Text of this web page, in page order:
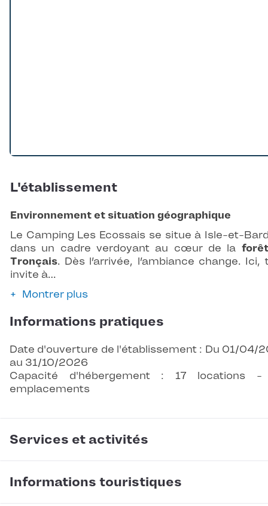
L'établissement
Environnement et situation géographique
Le Camping Les Ecossais se situe à Isle-et-
dans un cadre verdoyant au cœur de la
Tronçais. Dès l’arrivée, l’ambiance change. Ici,
invite à…
Montrer plus
Informations pratiques
Date d'ouverture de l'établissement : Du 01/04/
au 31/10/2026
Capacité d'hébergement : 17 locations
emplacements
Services et activités
Informations touristiques